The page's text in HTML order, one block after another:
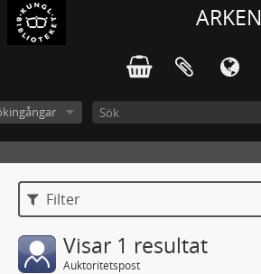
ARKEN
Filter
Visar 1 resultat
Auktoritetspost